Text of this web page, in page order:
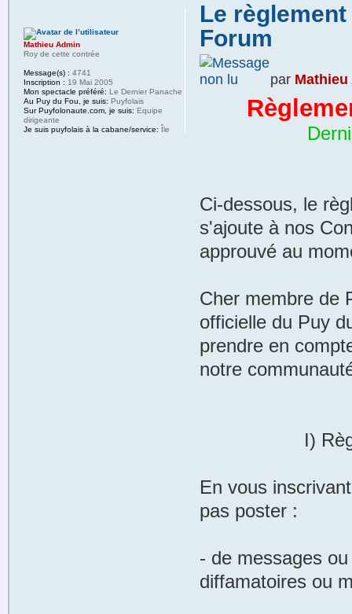
Le
Forum
par
Ci-dessous, le
s'ajoute à nos
approuvé au
Cher membre de
officielle du Puy
prendre en
notre
I) Règles
En vous
pas poster :
- de messages
diffamatoires ou
Mathieu Admin
Roy de cette contrée
Message(s) : 4741
Inscription : 19 Mai 2005
Mon spectacle préféré: Le Dernier Panache
Au Puy du Fou, je suis: Puyfolais
Sur Puyfolonaute.com, je suis: Equipe
dirigeante
Je suis puyfolais à la cabane/service: Île